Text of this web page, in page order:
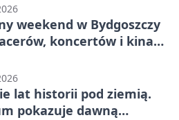
weekend w Bydgoszczy
koncertów i kina
lat historii pod ziemią.
pokazuje dawną